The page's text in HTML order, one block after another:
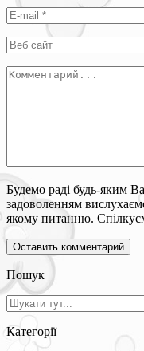
Будемо раді будь-яким
задоволенням
якому питанню.
Пошук
Категорії